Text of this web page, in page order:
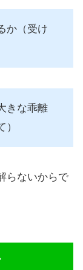
か（受け
きな乖離
らないからで